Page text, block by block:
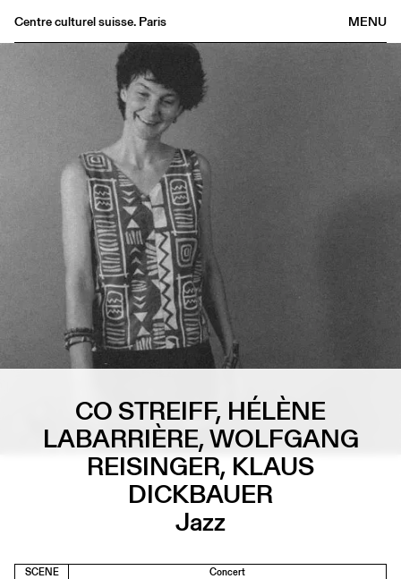
MENU
Centre culturel suisse. Paris
Publications
CO STREIFF, HÉLÈNE
LABARRIÈRE, WOLFGANG
REISINGER, KLAUS
DICKBAUER
Jazz
SCENE Concert